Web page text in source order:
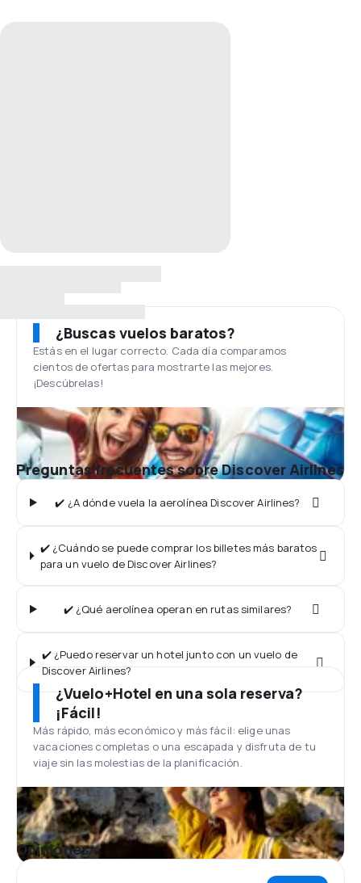
¿Buscas vuelos baratos?
Estás en el lugar correcto. Cada día comparamos
cientos de ofertas para mostrarte las mejores.
¡Descúbrelas!
Preguntas frecuentes sobre Discover Airlines
✔️ ¿A dónde vuela la aerolínea Discover Airlines?
✔️ ¿Cuándo se puede comprar los billetes más baratos
para un vuelo de Discover Airlines?
✔️ ¿Qué aerolínea operan en rutas similares?
✔️ ¿Puedo reservar un hotel junto con un vuelo de
Discover Airlines?
¿Vuelo+Hotel en una sola reserva?
¡Fácil!
Más rápido, más económico y más fácil: elige unas
vacaciones completas o una escapada y disfruta de tu
viaje sin las molestias de la planificación.
Opiniones